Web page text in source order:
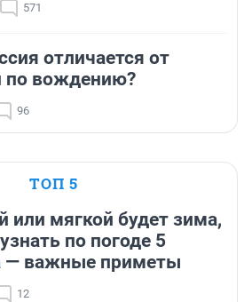
571
отличается от
по вождению?
96
ТОП 5
или мягкой будет зима,
по погоде 5
— важные приметы
12